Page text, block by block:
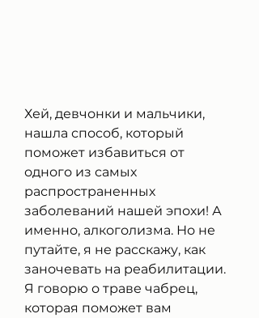
Хей, девчонки и мальчики,
нашла способ, который
поможет избавиться от
одного из самых
распространенных
заболеваний нашей эпохи! А
именно, алкоголизма. Но не
путайте, я не расскажу, как
заночевать на реабилитации.
Я говорю о траве чабрец,
которая поможет вам